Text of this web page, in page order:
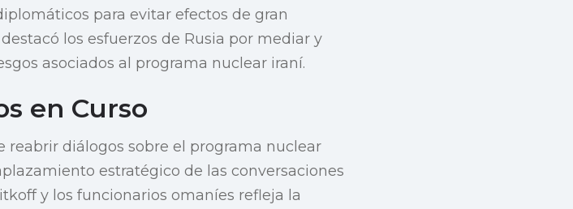
para evitar efectos de gran
los esfuerzos de Rusia por mediar y
asociados al programa nuclear iraní.
en Curso
reabrir diálogos sobre el programa nuclear
estratégico de las conversaciones
y los funcionarios omaníes refleja la